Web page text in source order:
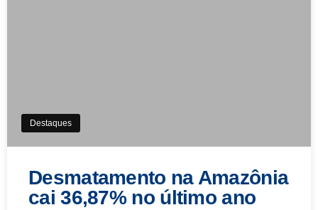
Destaques
Desmatamento na Amazônia
cai 36,87% no último ano